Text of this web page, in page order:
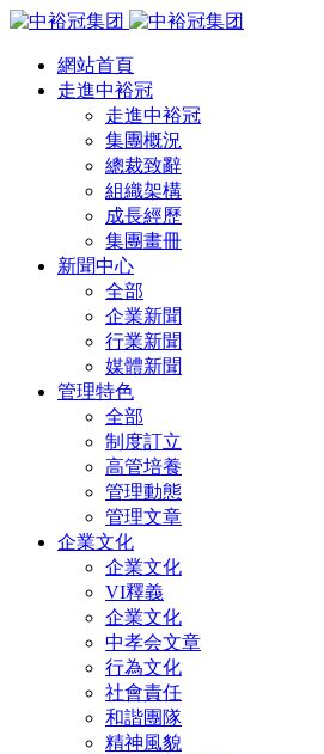
網站首頁
走進中裕冠
走進中裕冠
集團概況
總裁致辭
組織架構
成長經歷
集團畫冊
新聞中心
全部
企業新聞
行業新聞
媒體新聞
管理特色
全部
制度訂立
高管培養
管理動態
管理文章
企業文化
企業文化
VI釋義
企業文化
中孝会文章
行為文化
社會責任
和諧團隊
精神風貌